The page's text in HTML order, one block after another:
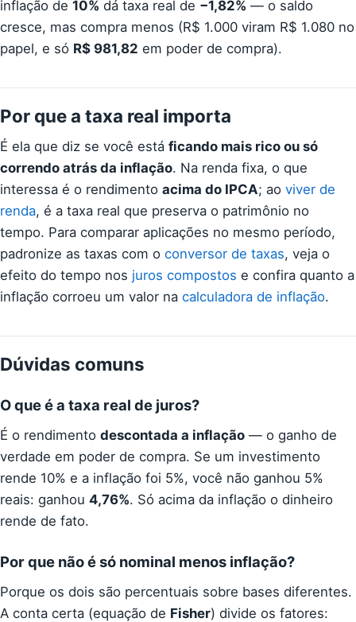
inflação de 10% dá taxa real de −1,82% — o saldo
cresce, mas compra menos (R$ 1.000 viram R$ 1.080 no
papel, e só R$ 981,82 em poder de compra).
Por que a taxa real importa
É ela que diz se você está ficando mais rico ou só
correndo atrás da inflação. Na renda fixa, o que
interessa é o rendimento acima do IPCA; ao viver de
renda, é a taxa real que preserva o patrimônio no
tempo. Para comparar aplicações no mesmo período,
padronize as taxas com o conversor de taxas, veja o
efeito do tempo nos juros compostos e confira quanto a
inflação corroeu um valor na calculadora de inflação.
Dúvidas comuns
O que é a taxa real de juros?
É o rendimento descontada a inflação — o ganho de
verdade em poder de compra. Se um investimento
rende 10% e a inflação foi 5%, você não ganhou 5%
reais: ganhou 4,76%. Só acima da inflação o dinheiro
rende de fato.
Por que não é só nominal menos inflação?
Porque os dois são percentuais sobre bases diferentes.
A conta certa (equação de Fisher) divide os fatores: